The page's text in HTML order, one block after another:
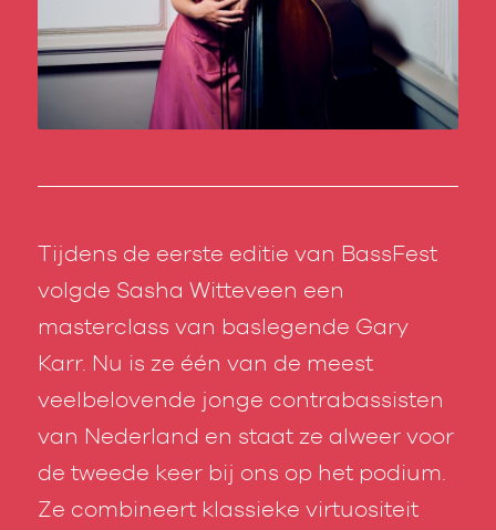
Tijdens de eerste editie van BassFest
volgde Sasha Witteveen een
masterclass van baslegende Gary
Karr. Nu is ze één van de meest
veelbelovende jonge contrabassisten
van Nederland en staat ze alweer voor
de tweede keer bij ons op het podium.
Ze combineert klassieke virtuositeit